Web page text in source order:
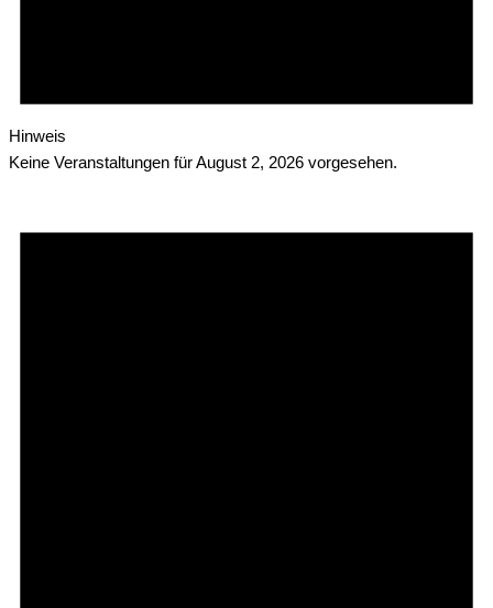
Hinweis
Keine Veranstaltungen für August 2, 2026 vorgesehen.